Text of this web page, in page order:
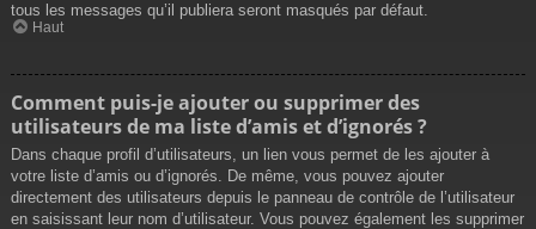
tous les messages qu’il publiera seront masqués par défaut.
Haut
Comment puis-je ajouter ou supprimer des
utilisateurs de ma liste d’amis et d’ignorés ?
Dans chaque profil d’utilisateurs, un lien vous permet de les ajouter à
votre liste d’amis ou d’ignorés. De même, vous pouvez ajouter
directement des utilisateurs depuis le panneau de contrôle de l’utilisateur
en saisissant leur nom d’utilisateur. Vous pouvez également les supprimer